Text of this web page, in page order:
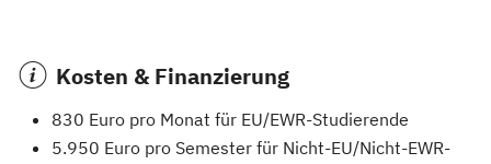
Kosten & Finanzierung
830 Euro pro Monat für EU/EWR-Studierende
5.950 Euro pro Semester für Nicht-EU/Nicht-EWR-